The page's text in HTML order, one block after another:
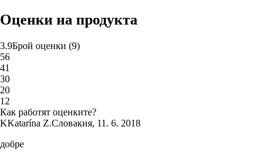
Оценки на продукта
3.9Брой оценки (9)
56
41
30
20
1 2
Как работят оценките?
KKatarína Z.Словакия, 11. 6. 2018
добре